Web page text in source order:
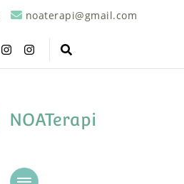
noaterapi@gmail.com
NOATerapi